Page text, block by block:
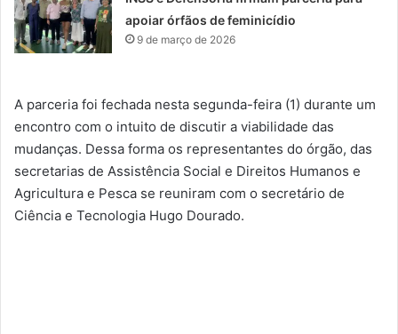
apoiar órfãos de feminicídio
9 de março de 2026
A parceria foi fechada nesta segunda-feira (1) durante um
encontro com o intuito de discutir a viabilidade das
mudanças. Dessa forma os representantes do órgão, das
secretarias de Assistência Social e Direitos Humanos e
Agricultura e Pesca se reuniram com o secretário de
Ciência e Tecnologia Hugo Dourado.